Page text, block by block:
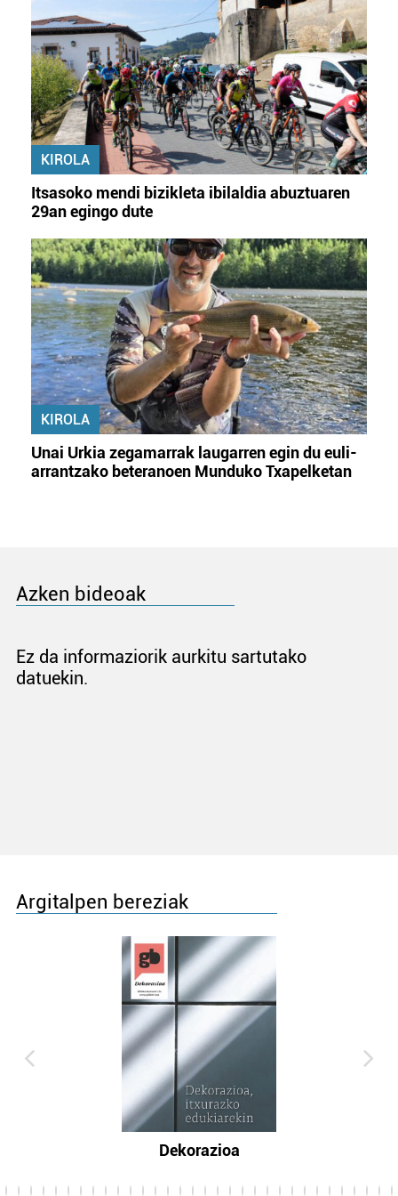
KIROLA
Itsasoko mendi bizikleta ibilaldia abuztuaren
29an egingo dute
KIROLA
Unai Urkia zegamarrak laugarren egin du euli-
arrantzako beteranoen Munduko Txapelketan
Azken bideoak
Ez da informaziorik aurkitu sartutako
datuekin.
Argitalpen bereziak
Dekorazioa